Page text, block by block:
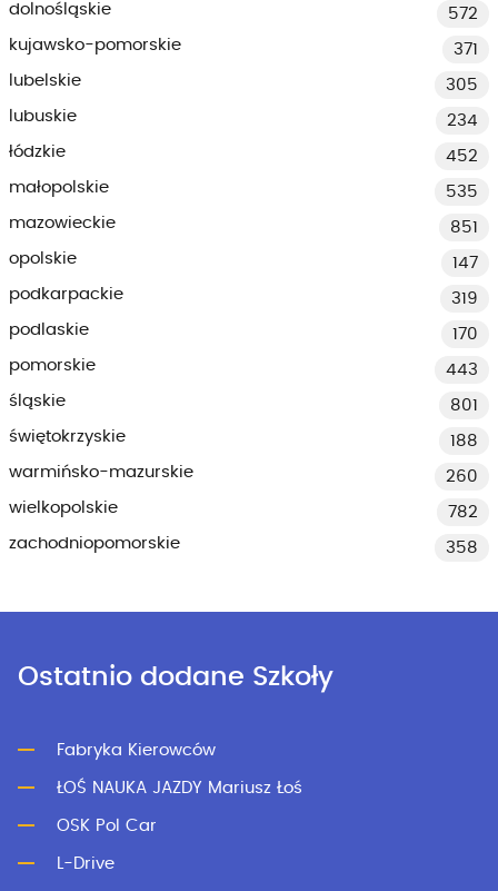
dolnośląskie
572
kujawsko-pomorskie
371
lubelskie
305
lubuskie
234
łódzkie
452
małopolskie
535
mazowieckie
851
opolskie
147
podkarpackie
319
podlaskie
170
pomorskie
443
śląskie
801
świętokrzyskie
188
warmińsko-mazurskie
260
wielkopolskie
782
zachodniopomorskie
358
Ostatnio dodane Szkoły
Fabryka Kierowców
ŁOŚ NAUKA JAZDY Mariusz Łoś
OSK Pol Car
L-Drive